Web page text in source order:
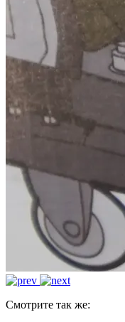
Смотрите так же: